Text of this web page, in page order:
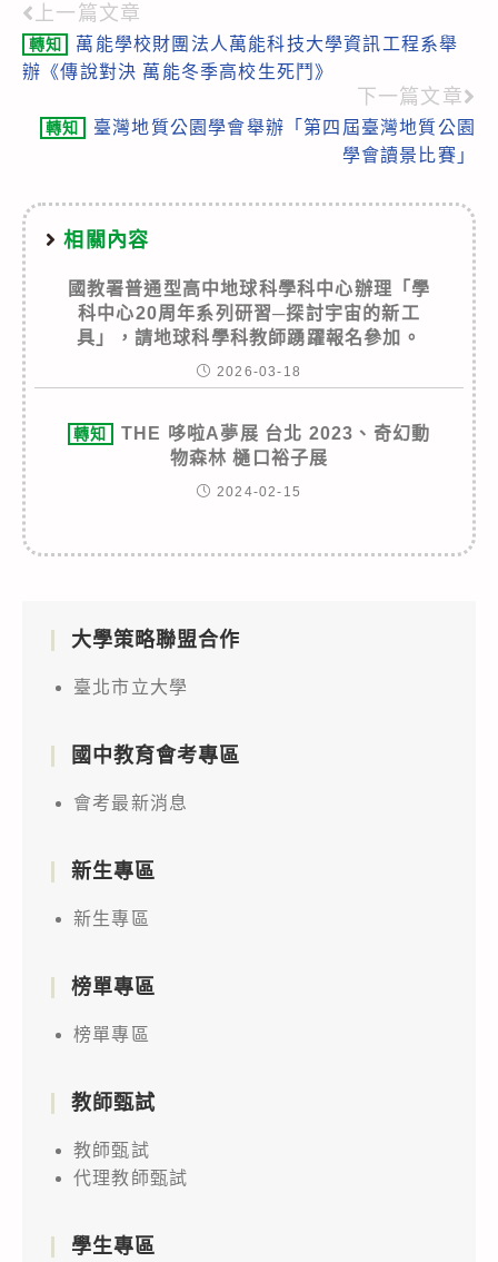
Read
more
上一篇文章
轉知
萬能學校財團法人萬能科技大學資訊工程系舉
辦《傳說對決 萬能冬季高校生死鬥》
下一篇文章
轉知
臺灣地質公園學會舉辦「第四屆臺灣地質公園
學會讀景比賽」
相關內容
國教署普通型高中地球科學科中心辦理「學
科中心20周年系列研習─探討宇宙的新工
具」，請地球科學科教師踴躍報名參加。
2026-03-18
轉知
THE 哆啦A夢展 台北 2023、奇幻動
物森林 樋口裕子展
2024-02-15
大學策略聯盟合作
臺北市立大學
國中教育會考專區
會考最新消息
新生專區
新生專區
榜單專區
榜單專區
教師甄試
教師甄試
代理教師甄試
學生專區